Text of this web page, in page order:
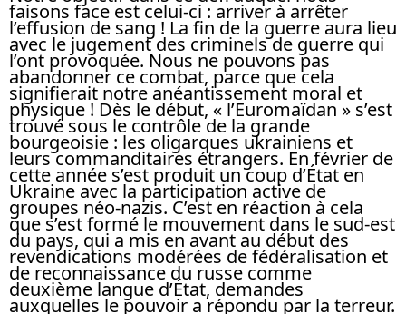
faisons face est celui-ci : arriver à arrêter
l’effusion de sang ! La fin de la guerre aura lieu
avec le jugement des criminels de guerre qui
l’ont provoquée. Nous ne pouvons pas
abandonner ce combat, parce que cela
signifierait notre anéantissement moral et
physique ! Dès le début, « l’Euromaïdan » s’est
trouvé sous le contrôle de la grande
bourgeoisie : les oligarques ukrainiens et
leurs commanditaires étrangers. En février de
cette année s’est produit un coup d’État en
Ukraine avec la participation active de
groupes néo-nazis. C’est en réaction à cela
que s’est formé le mouvement dans le sud-est
du pays, qui a mis en avant au début des
revendications modérées de fédéralisation et
de reconnaissance du russe comme
deuxième langue d’État, demandes
auxquelles le pouvoir a répondu par la terreur.